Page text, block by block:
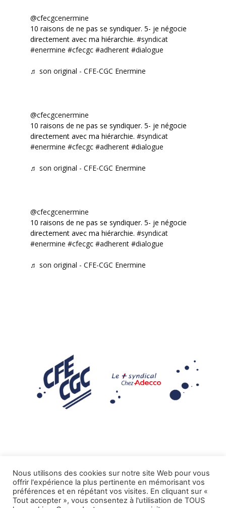
@cfecgcenermine
10 raisons de ne pas se syndiquer. 5- je négocie
directement avec ma hiérarchie. #syndicat
#enermine #cfecgc #adherent #dialogue
♬ son original - CFE-CGC Enermine
@cfecgcenermine
10 raisons de ne pas se syndiquer. 5- je négocie
directement avec ma hiérarchie. #syndicat
#enermine #cfecgc #adherent #dialogue
♬ son original - CFE-CGC Enermine
@cfecgcenermine
10 raisons de ne pas se syndiquer. 5- je négocie
directement avec ma hiérarchie. #syndicat
#enermine #cfecgc #adherent #dialogue
♬ son original - CFE-CGC Enermine
Mentions légales
Nous utilisons des cookies sur notre site Web pour vous
offrir l'expérience la plus pertinente en mémorisant vos
préférences et en répétant vos visites. En cliquant sur «
Tout accepter », vous consentez à l'utilisation de TOUS